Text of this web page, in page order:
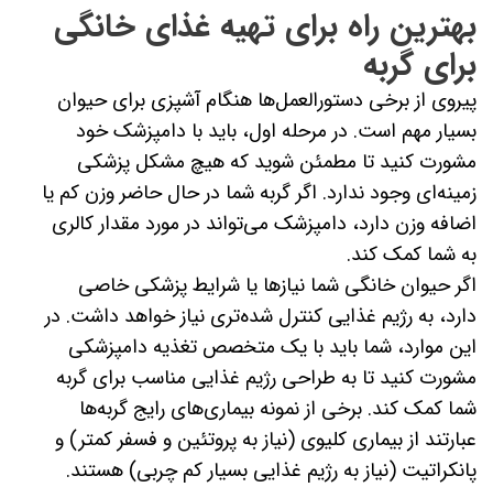
بهترین راه برای تهیه غذای خانگی
برای گربه
پیروی از برخی دستورالعمل‌ها هنگام آشپزی برای حیوان
بسیار مهم است. در مرحله اول، باید با دامپزشک خود
مشورت کنید تا مطمئن شوید که هیچ مشکل پزشکی
زمینه‌ای وجود ندارد. اگر گربه شما در حال حاضر وزن کم یا
اضافه وزن دارد، دامپزشک می‌تواند در مورد مقدار کالری
به شما کمک کند.
اگر حیوان خانگی شما نیازها یا شرایط پزشکی خاصی
دارد، به رژیم غذایی کنترل شده‌تری نیاز خواهد داشت. در
این موارد، شما باید با یک متخصص تغذیه دامپزشکی
مشورت کنید تا به طراحی رژیم غذایی مناسب برای گربه
شما کمک کند. برخی از نمونه بیماری‌های رایج گربه‌ها
عبارتند از بیماری کلیوی (نیاز به پروتئین و فسفر کمتر) و
پانکراتیت (نیاز به رژیم غذایی بسیار کم چربی) هستند.